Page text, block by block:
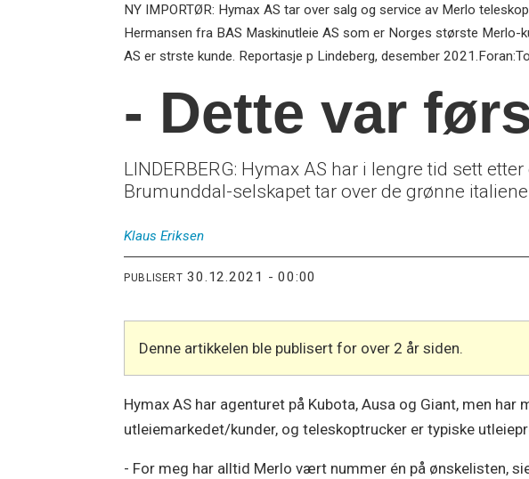
NY IMPORTØR: Hymax AS tar over salg og service av Merlo
Hermansen fra BAS Maskinutleie AS som er Norges største Merlo-
AS er strste kunde. Reportasje p Lindeberg, desember
- Dette var
LINDERBERG: Hymax AS har i lengre tid sett
Brumunddal-selskapet tar over de grønne
Klaus Eriksen
PUBLISERT 30.12.2021 - 00:00
Denne artikkelen ble publisert for over 2 år siden.
Hymax AS har agenturet på Kubota, Ausa og Giant, men
utleiemarkedet/kunder, og teleskoptrucker er typiske
- For meg har alltid Merlo vært nummer én på ønskelisten,